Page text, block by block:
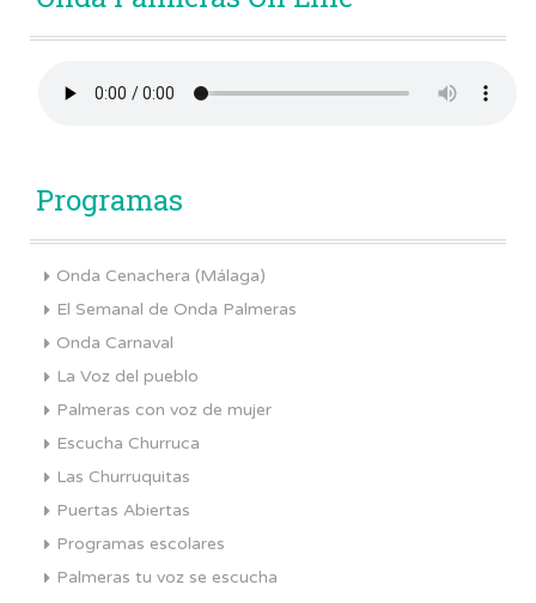
Programas
Onda Cenachera (Málaga)
El Semanal de Onda Palmeras
Onda Carnaval
La Voz del pueblo
Palmeras con voz de mujer
Escucha Churruca
Las Churruquitas
Puertas Abiertas
Programas escolares
Palmeras tu voz se escucha